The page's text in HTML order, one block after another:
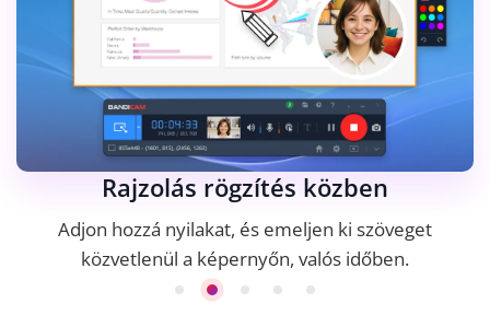
Rajzolás rögzítés közben
Adjon hozzá nyilakat, és emeljen ki szöveget
közvetlenül a képernyőn, valós időben.